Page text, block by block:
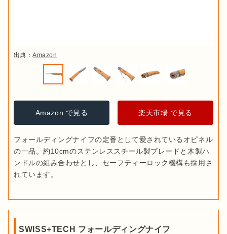
出典：Amazon
Amazon で見る 楽天市場 で見る
フォールディングナイフの定番として愛されているオピネル
の一品。約10cmのステンレススチール製ブレードと木製ハ
ンドルの組み合わせとし、セーフティーロック機構も採用さ
れています。
SWISS+TECH フォールディングナイフ